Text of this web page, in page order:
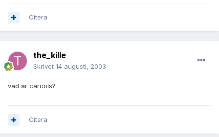
Citera
the_kille
Skrivet 14 augusti, 2003
vad är carcols?
Citera